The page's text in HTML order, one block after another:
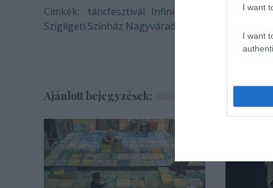
I want
I want
Címkék: táncfesztivál Infinite Dance Festival
Szigligeti Színház Nagyvárad
Ajánlott bejegyzések: